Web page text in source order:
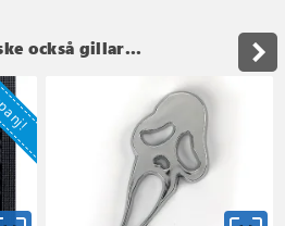
också gillar...